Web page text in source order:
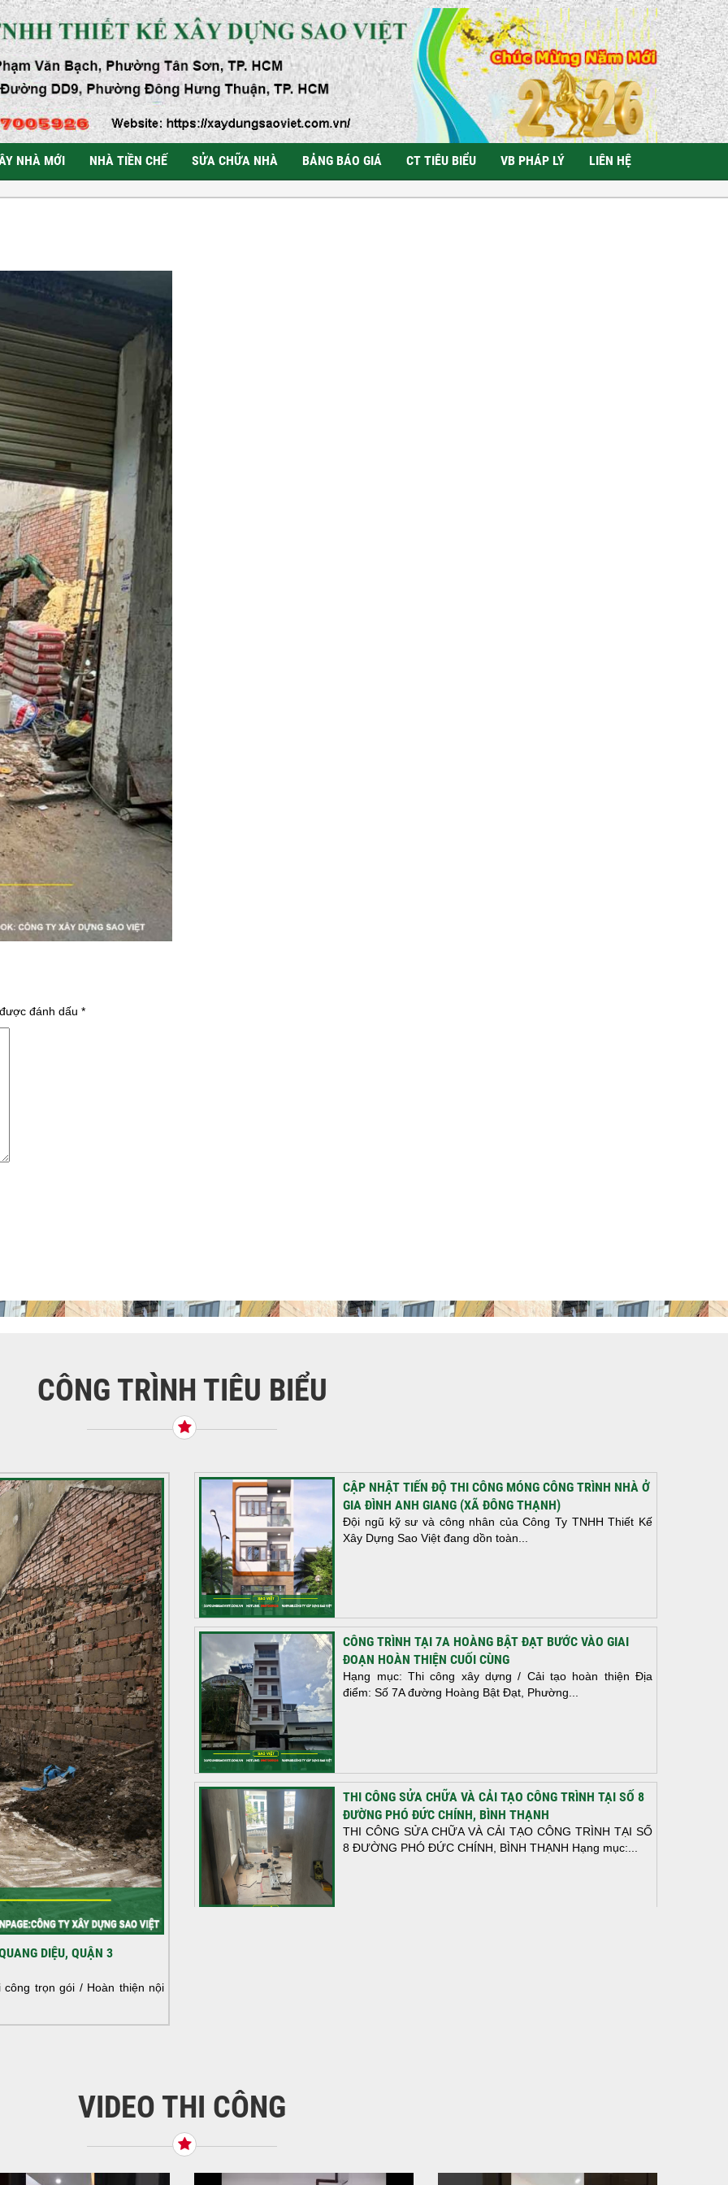
NHÀ MỚI NHÀ TIỀN CHẾ SỬA CHỮA NHÀ BẢNG BÁO GIÁ CT TIÊU BIỂU VB PHÁP LÝ LIÊN HỆ
đánh dấu *
CÔNG TRÌNH TIÊU BIỂU
DIỆU, QUẬN 3
trọn gói / Hoàn thiện nội
CẬP NHẬT TIẾN ĐỘ THI CÔNG MÓNG CÔNG TRÌNH NHÀ Ở
GIA ĐÌNH ANH GIANG (XÃ ĐÔNG THẠNH)
Đội ngũ kỹ sư và công nhân của Công Ty TNHH Thiết Kế
Xây Dựng Sao Việt đang dồn toàn...
CÔNG TRÌNH TẠI 7A HOÀNG BẬT ĐẠT BƯỚC VÀO GIAI
ĐOẠN HOÀN THIỆN CUỐI CÙNG
Hạng mục: Thi công xây dựng / Cải tạo hoàn thiện Địa
điểm: Số 7A đường Hoàng Bật Đạt, Phường...
THI CÔNG SỬA CHỮA VÀ CẢI TẠO CÔNG TRÌNH TẠI SỐ 8
ĐƯỜNG PHÓ ĐỨC CHÍNH, BÌNH THẠNH
THI CÔNG SỬA CHỮA VÀ CẢI TẠO CÔNG TRÌNH TẠI SỐ
8 ĐƯỜNG PHÓ ĐỨC CHÍNH, BÌNH THẠNH Hạng mục:...
VIDEO THI CÔNG